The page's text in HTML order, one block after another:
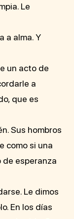
Le
a alma. Y
un acto de
a
que es
Sus hombros
como si una
de esperanza
Le dimos
En los días